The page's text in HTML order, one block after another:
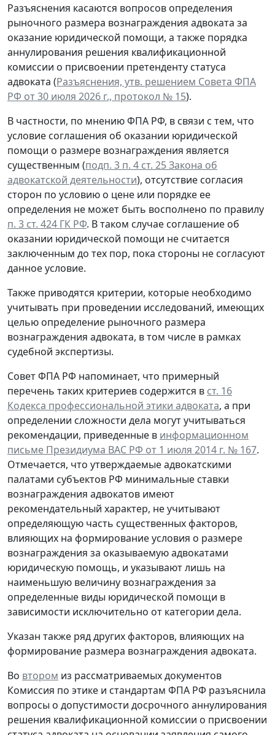
Разъяснения касаются вопросов определения
рыночного размера вознаграждения адвоката за
оказание юридической помощи, а также порядка
аннулирования решения квалификационной
комиссии о присвоении претенденту статуса
адвоката (Разъяснения, утв. решением Совета ФПА
РФ от 30 июля 2026 г., протокол № 15).
В частности, по мнению ФПА РФ, в связи с тем, что
условие соглашения об оказании юридической
помощи о размере вознаграждения является
существенным (подп. 3 п. 4 ст. 25 Закона об
адвокатской деятельности), отсутствие согласия
сторон по условию о цене или порядке ее
определения не может быть восполнено по правилу
п. 3 ст. 424 ГК РФ. В таком случае соглашение об
оказании юридической помощи не считается
заключенным до тех пор, пока стороны не согласуют
данное условие.
Также приводятся критерии, которые необходимо
учитывать при проведении исследований, имеющих
целью определение рыночного размера
вознаграждения адвоката, в том числе в рамках
судебной экспертизы.
Совет ФПА РФ напоминает, что примерный
перечень таких критериев содержится в ст. 16
Кодекса профессиональной этики адвоката, а при
определении сложности дела могут учитываться
рекомендации, приведенные в информационном
письме Президиума ВАС РФ от 1 июля 2014 г. № 167.
Отмечается, что утверждаемые адвокатскими
палатами субъектов РФ минимальные ставки
вознаграждения адвокатов имеют
рекомендательный характер, не учитывают
определяющую часть существенных факторов,
влияющих на формирование условия о размере
вознаграждения за оказываемую адвокатами
юридическую помощь, и указывают лишь на
наименьшую величину вознаграждения за
определенные виды юридической помощи в
зависимости исключительно от категории дела.
Указан также ряд других факторов, влияющих на
формирование размера вознаграждения адвоката.
Во втором из рассматриваемых документов
Комиссия по этике и стандартам ФПА РФ разъяснила
вопросы о допустимости досрочного аннулирования
решения квалификационной комиссии о присвоении